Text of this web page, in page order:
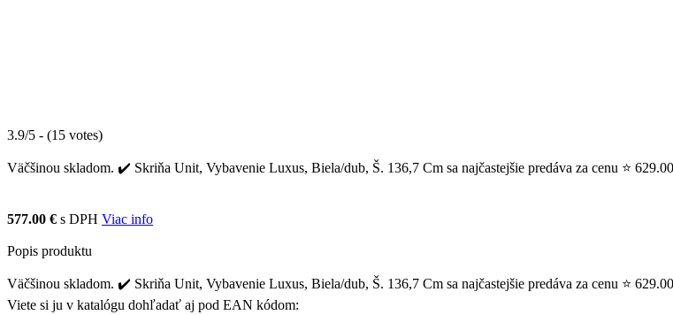
3.9/5 - (15 votes)
Väčšinou skladom. ✔️ Skriňa Unit, Vybavenie Luxus, Biela/dub, Š. 136,7 Cm sa najčastejšie predáva za cenu ⭐
577.00 € s DPH Viac info
Popis produktu
Väčšinou skladom. ✔️ Skriňa Unit, Vybavenie Luxus, Biela/dub, Š. 136,7 Cm sa najčastejšie predáva za cenu ⭐
Viete si ju v katalógu dohľadať aj pod EAN kódom: